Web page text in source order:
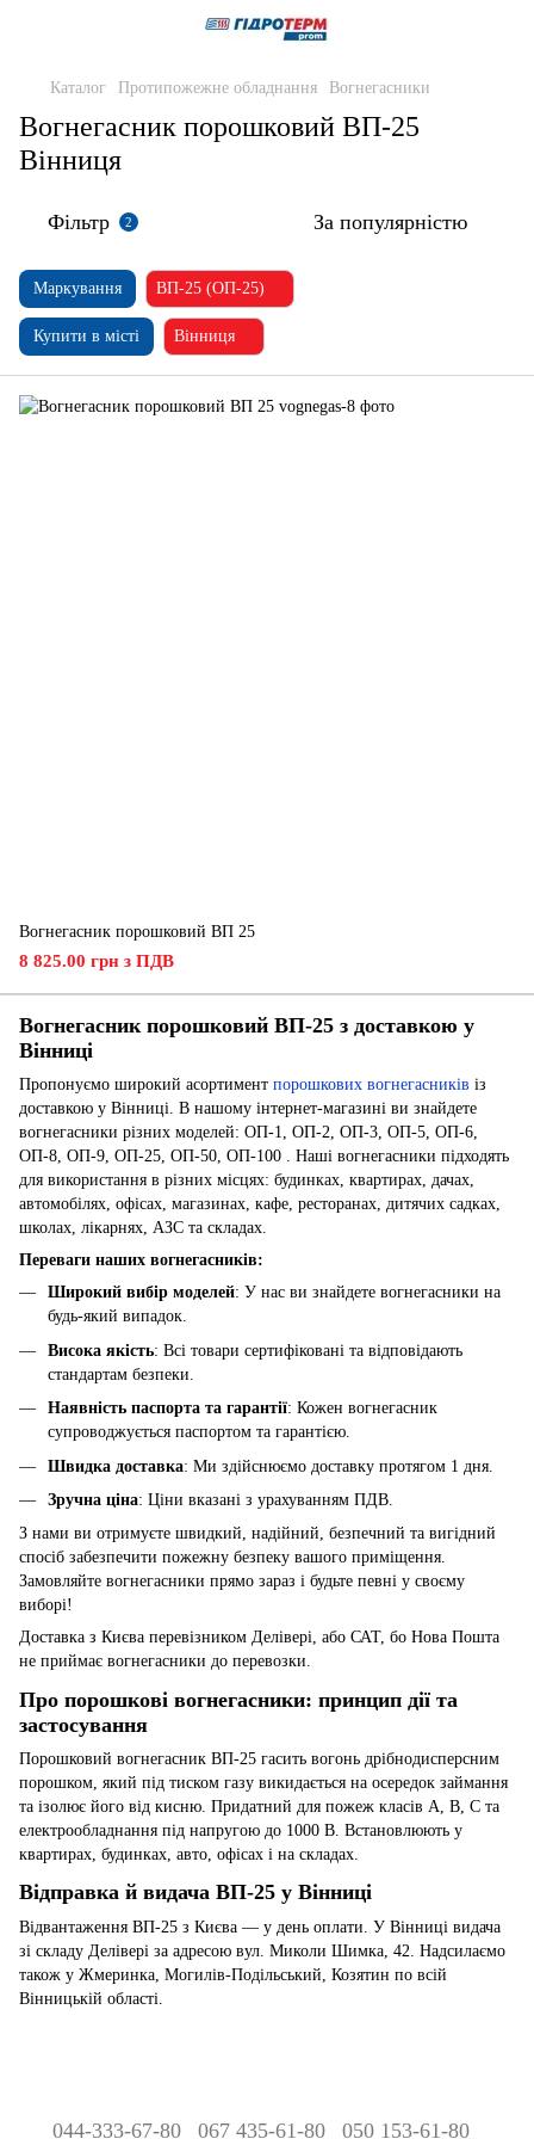
Каталог Протипожежне обладнання Вогнегасники
Вогнегасник порошковий ВП-25
Вінниця
Фільтр 2 За популярністю
Маркування ВП-25 (ОП-25)
Купити в місті Вінниця
Вогнегасник порошковий ВП 25
8 825.00 грн з ПДВ
Вогнегасник порошковий ВП-25 з доставкою у
Вінниці
Пропонуємо широкий асортимент порошкових вогнегасників із
доставкою у Вінниці. В нашому інтернет-магазині ви знайдете
вогнегасники різних моделей: ОП-1, ОП-2, ОП-3, ОП-5, ОП-6,
ОП-8, ОП-9, ОП-25, ОП-50, ОП-100 . Наші вогнегасники підходять
для використання в різних місцях: будинках, квартирах, дачах,
автомобілях, офісах, магазинах, кафе, ресторанах, дитячих садках,
школах, лікарнях, АЗС та складах.
Переваги наших вогнегасників:
Широкий вибір моделей: У нас ви знайдете вогнегасники на
будь-який випадок.
Висока якість: Всі товари сертифіковані та відповідають
стандартам безпеки.
Наявність паспорта та гарантії: Кожен вогнегасник
супроводжується паспортом та гарантією.
Швидка доставка: Ми здійснюємо доставку протягом 1 дня.
Зручна ціна: Ціни вказані з урахуванням ПДВ.
З нами ви отримуєте швидкий, надійний, безпечний та вигідний
спосіб забезпечити пожежну безпеку вашого приміщення.
Замовляйте вогнегасники прямо зараз і будьте певні у своєму
виборі!
Доставка з Києва перевізником Делівері, або САТ, бо Нова Пошта
не приймає вогнегасники до перевозки.
Про порошкові вогнегасники: принцип дії та
застосування
Порошковий вогнегасник ВП-25 гасить вогонь дрібнодисперсним
порошком, який під тиском газу викидається на осередок займання
та ізолює його від кисню. Придатний для пожеж класів A, B, C та
електрообладнання під напругою до 1000 В. Встановлюють у
квартирах, будинках, авто, офісах і на складах.
Відправка й видача ВП-25 у Вінниці
Відвантаження ВП-25 з Києва — у день оплати. У Вінниці видача
зі складу Делівері за адресою вул. Миколи Шимка, 42. Надсилаємо
також у Жмеринка, Могилів-Подільський, Козятин по всій
Вінницькій області.
044-333-67-80 067 435-61-80 050 153-61-80